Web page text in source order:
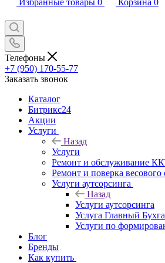
Избранные товары 0 Корзина 0
Телефоны
+7 (950) 170-55-77
Заказать звонок
Каталог
Битрикс24
Акции
Услуги
Назад
Услуги
Ремонт и обслуживание
Ремонт и поверка весового
Услуги аутсорсинга
Назад
Услуги аутсорсинга
Услуга Главный
Услуги по
Блог
Бренды
Как купить